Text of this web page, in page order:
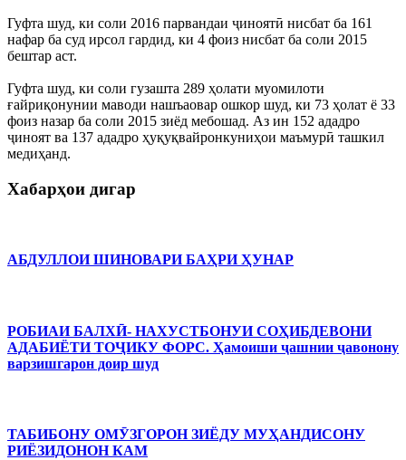
Гуфта шуд, ки соли 2016 парвандаи ҷиноятӣ нисбат ба 161
нафар ба суд ирсол гардид, ки 4 фоиз нисбат ба соли 2015
бештар аст.
Гуфта шуд, ки соли гузашта 289 ҳолати муомилоти
ғайриқонунии маводи нашъаовар ошкор шуд, ки 73 ҳолат ё 33
фоиз назар ба соли 2015 зиёд мебошад. Аз ин 152 ададро
ҷиноят ва 137 ададро ҳуқуқвайронкуниҳои маъмурӣ ташкил
медиҳанд.
Хабарҳои дигар
АБДУЛЛОИ ШИНОВАРИ БАҲРИ ҲУНАР
РОБИАИ БАЛХӢ- НАХУСТБОНУИ СОҲИБДЕВОНИ
АДАБИЁТИ ТОҶИКУ ФОРС. Ҳамоиши ҷашнии ҷавонону
варзишгарон доир шуд
ТАБИБОНУ ОМӮЗГОРОН ЗИЁДУ МУҲАНДИСОНУ
РИЁЗИДОНОН КАМ